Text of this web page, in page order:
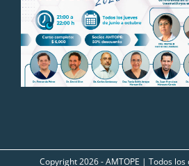
Copyright2026 - AMTOPE | Todos